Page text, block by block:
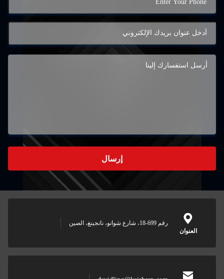
إرسال
العنوان
رقم 699-18، شارع شوانو، نانجينغ، الصين